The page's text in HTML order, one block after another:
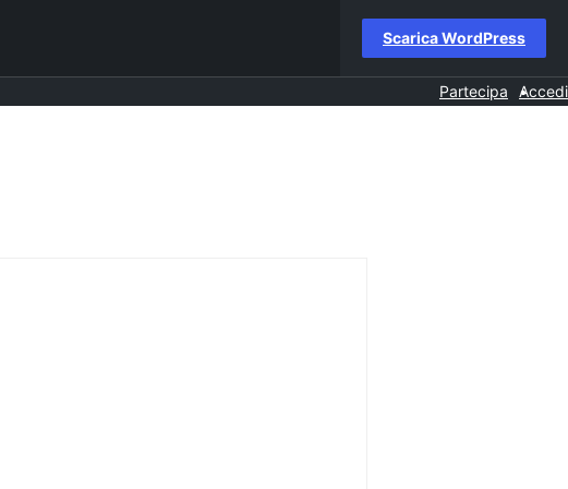
Scarica WordPress
Partecipa Accedi